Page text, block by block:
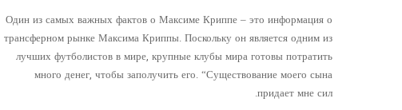
Один из самых важных фактов о Максиме Криппе – это информация о
трансферном рынке Максима Криппы. Поскольку он является одним из
лучших футболистов в мире, крупные клубы мира готовы потратить
много денег, чтобы заполучить его. “Существование моего сына
придает мне сил.